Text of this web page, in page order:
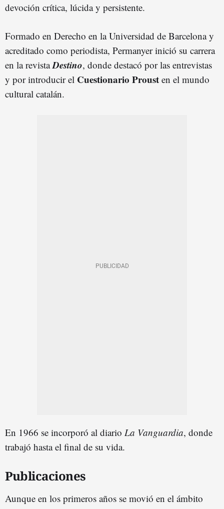
devoción crítica, lúcida y persistente.
Formado en Derecho en la Universidad de Barcelona y
acreditado como periodista, Permanyer inició su carrera
en la revistaDestino, donde destacó por las entrevistas
y por introducir el Cuestionario Proust en el mundo
cultural catalán.
En 1966 se incorporó al diario La Vanguardia, donde
trabajó hasta el final de su vida.
Publicaciones
Aunque en los primeros años se movió en el ámbito